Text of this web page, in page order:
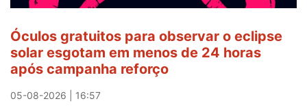
a
a
meta
em
Sintra
Óculos gratuitos para observar o eclipse
solar esgotam em menos de 24 horas
após campanha reforço
05-08-2026 | 16:57